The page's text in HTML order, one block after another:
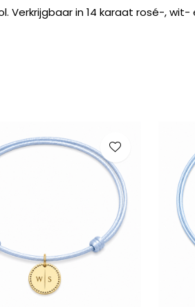
Verkrijgbaar in 14 karaat rosé-, wit-